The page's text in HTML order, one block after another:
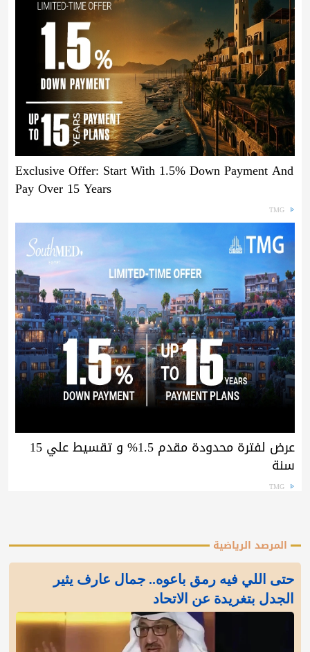
Exclusive Offer: Start With 1.5% Down Payment And
Pay Over 15 Years
TMG
عرض لفترة محدودة مقدم 1.5% و تقسيط علي 15
سنة
TMG
المرصد الرياضية
‏حتى اللي فيه رمق باعوه.. جمال عارف يثير
الجدل بتغريدة عن الاتحاد